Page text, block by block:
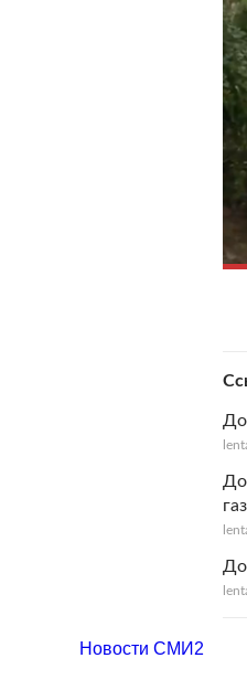
Новости СМИ2